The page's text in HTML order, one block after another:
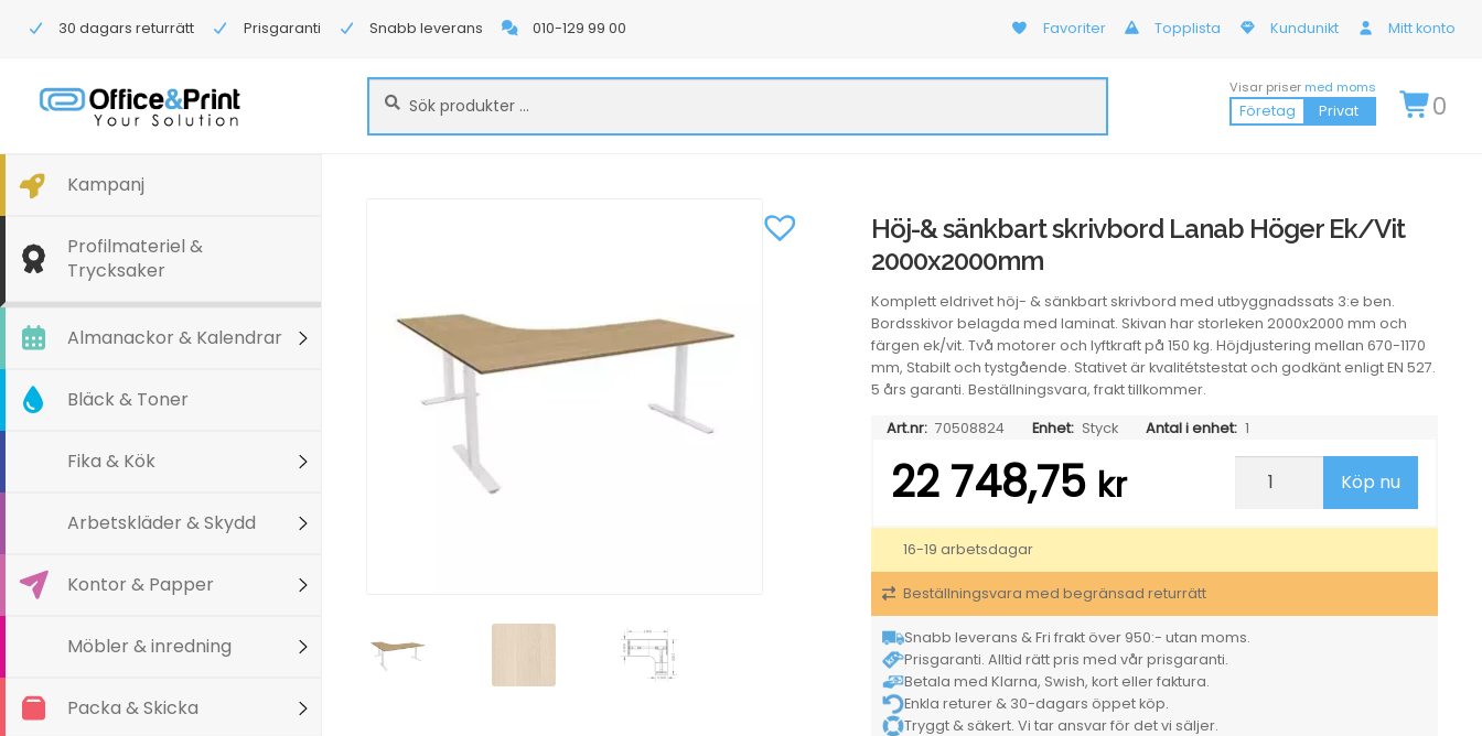
30 dagars returrätt Prisgaranti Snabb leverans 010-129 99 00 Favoriter Topplista Kundunikt Mitt konto
Sök
efter:
Sök Visar priser med moms
Företag Privat 0
Kampanj
Profilmateriel &
Trycksaker
Almanackor & Kalendrar
Bläck & Toner
Fika & Kök
Arbetskläder & Skydd
Kontor & Papper
Möbler & inredning
Packa & Skicka
Höj-& sänkbart skrivbord Lanab Höger Ek/Vit
2000x2000mm
Komplett eldrivet höj- & sänkbart skrivbord med utbyggnadssats 3:e ben.
Bordsskivor belagda med laminat. Skivan har storleken 2000x2000 mm och
färgen ek/vit. Två motorer och lyftkraft på 150 kg. Höjdjustering mellan 670-1170
mm, Stabilt och tystgående. Stativet är kvalitétstestat och godkänt enligt EN 527.
5 års garanti. Beställningsvara, frakt tillkommer.
Art.nr: 70508824 Enhet: Styck Antal i enhet: 1
22 748,75 kr
Höj-
skrivbord
Höger
2000x2000mm
mängd
Köp nu
16-19 arbetsdagar
Beställningsvara med begränsad returrätt
Snabb leverans & Fri frakt över 950:- utan moms.
Prisgaranti. Alltid rätt pris med vår prisgaranti.
Betala med Klarna, Swish, kort eller faktura.
Enkla returer & 30-dagars öppet köp.
Tryggt & säkert. Vi tar ansvar för det vi säljer.